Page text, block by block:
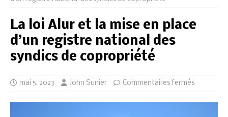
La loi Alur et la mise en place
d’un registre national des
syndics de copropriété
mai 5, 2023 John Sunier Commentaires fermés